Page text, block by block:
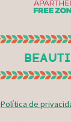
Política de